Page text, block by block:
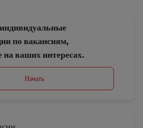
по вакансиям,
на ваших интересах.
Начать